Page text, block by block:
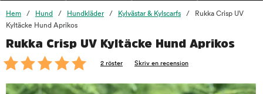
Hem Hund Hundkläder Kylvästar & Kylscarfs
Rukka Crisp UV
Kyltäcke Hund Aprikos
Rukka Crisp UV Kyltäcke Hund Aprikos
2 röster Skriv en recension
foo